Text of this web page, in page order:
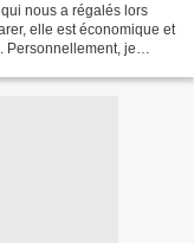
nous a régalés lors
elle est économique et
Personnellement, je